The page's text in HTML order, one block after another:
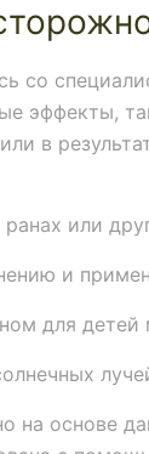
со
эффекты,
в
или
и
для детей
на основе